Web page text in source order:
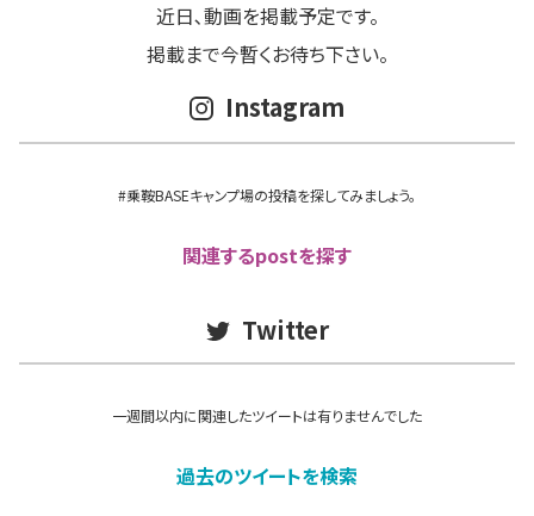
近日､動画を掲載予定です。
掲載まで今暫くお待ち下さい。
Instagram
#乗鞍BASEキャンプ場の投稿を探してみましょう。
関連するpostを探す
Twitter
一週間以内に関連したツイートは有りませんでした
過去のツイートを検索